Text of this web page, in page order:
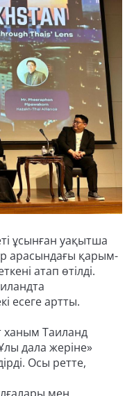
ұсынған уақытша
арасындағы қарым-
атап өтілді.
есеге артты.
ханым Таиланд
дала жеріне»
Осы ретте,